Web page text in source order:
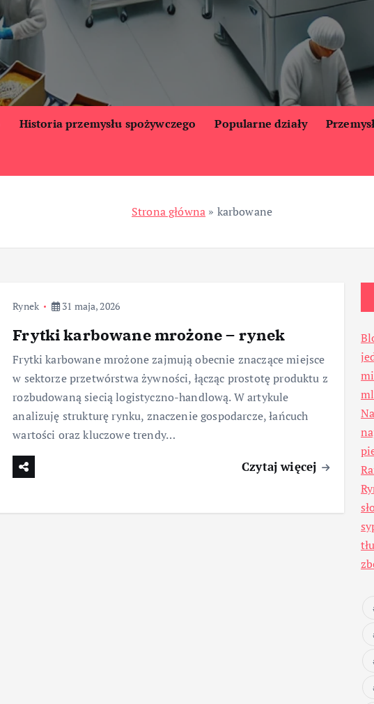
Historia przemysłu spożywczego Popularne działy
Strona główna » karbowane
Rynek 31 maja, 2026
Frytki karbowane mrożone – rynek
Frytki karbowane mrożone zajmują obecnie znaczące miejsce
w sektorze przetwórstwa żywności, łącząc prostotę produktu z
rozbudowaną siecią logistyczno-handlową. W artykule
analizuję strukturę rynku, znaczenie gospodarcze, łańcuch
wartości oraz kluczowe trendy…
Czytaj więcej